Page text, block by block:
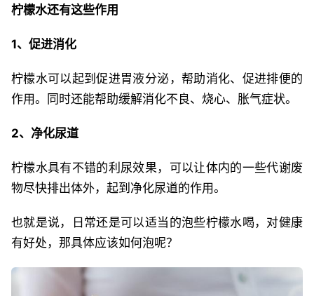
柠檬水还有这些作用
1、促进消化
柠檬水可以起到促进胃液分泌，帮助消化、促进排便的
作用。同时还能帮助缓解消化不良、烧心、胀气症状。
2、净化尿道
柠檬水具有不错的利尿效果，可以让体内的一些代谢废
物尽快排出体外，起到净化尿道的作用。
也就是说，日常还是可以适当的泡些柠檬水喝，对健康
有好处，那具体应该如何泡呢？